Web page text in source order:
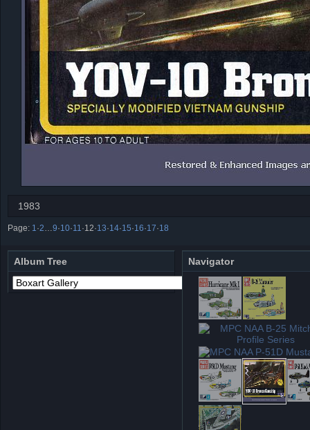
1983
Page: 1 ·2 9·10·11 ·12·13·14·15·16·17·18
Album Tree Navigator